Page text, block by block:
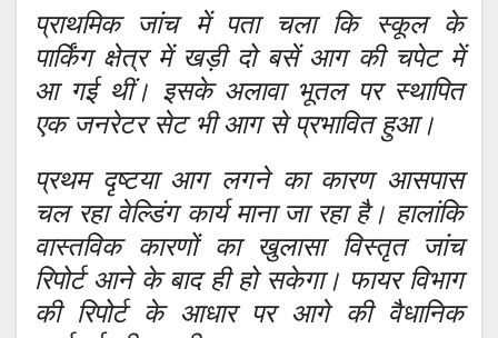
प्राथमिक जांच में पता चला कि स्कूल के
पार्किंग क्षेत्र में खड़ी दो बसें आग की चपेट में
आ गई थीं। इसके अलावा भूतल पर स्थापित
एक जनरेटर सेट भी आग से प्रभावित हुआ।
प्रथम दृष्टया आग लगने का कारण आसपास
चल रहा वेल्डिंग कार्य माना जा रहा है। हालांकि
वास्तविक कारणों का खुलासा विस्तृत जांच
रिपोर्ट आने के बाद ही हो सकेगा। फायर विभाग
की रिपोर्ट के आधार पर आगे की वैधानिक